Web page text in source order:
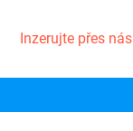
Inzerujte přes nás